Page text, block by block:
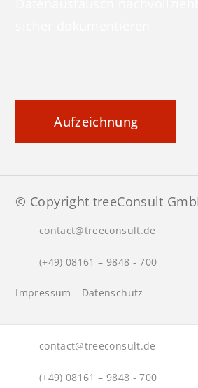
Aufzeichnung
© Copyright treeConsult
contact@treeconsult.de
(+49) 08161 – 9848 - 700
Impressum Datenschutz
contact@treeconsult.de
(+49) 08161 – 9848 - 700